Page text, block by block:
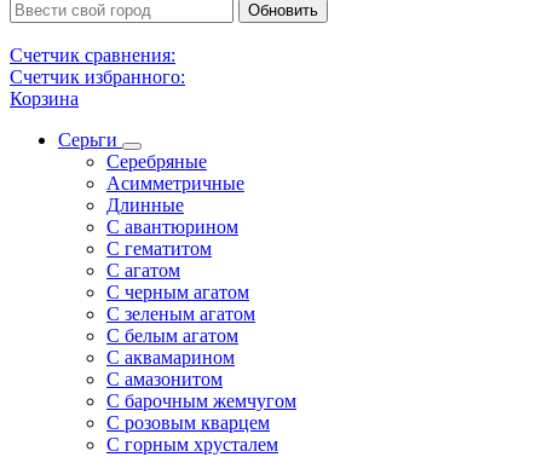
Обновить
Счетчик сравнения:
Счетчик избранного:
Корзина
Серьги
Серебряные
Асимметричные
Длинные
С авантюрином
С гематитом
С агатом
С черным агатом
С зеленым агатом
С белым агатом
С аквамарином
С амазонитом
С барочным жемчугом
С розовым кварцем
С горным хрусталем